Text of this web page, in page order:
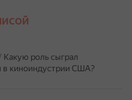
Какую роль сыграл
в киноиндустрии США?